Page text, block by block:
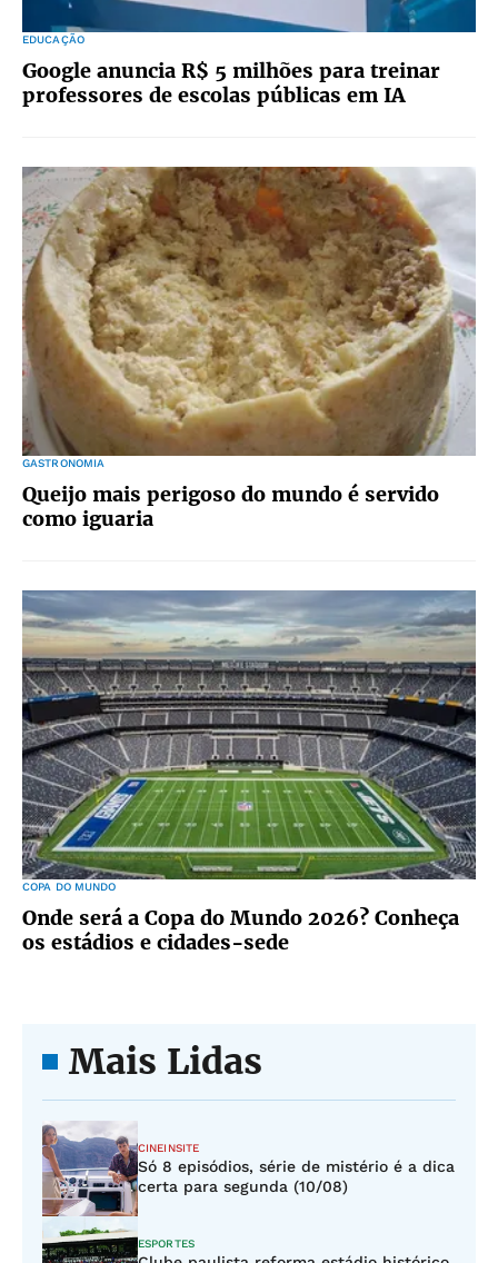
EDUCAÇÃO
Google anuncia R$ 5 milhões para treinar
professores de escolas públicas em IA
GASTRONOMIA
Queijo mais perigoso do mundo é servido
como iguaria
COPA DO MUNDO
Onde será a Copa do Mundo 2026? Conheça
os estádios e cidades-sede
Mais Lidas
CINEINSITE
Só 8 episódios, série de mistério é a dica
certa para segunda (10/08)
ESPORTES